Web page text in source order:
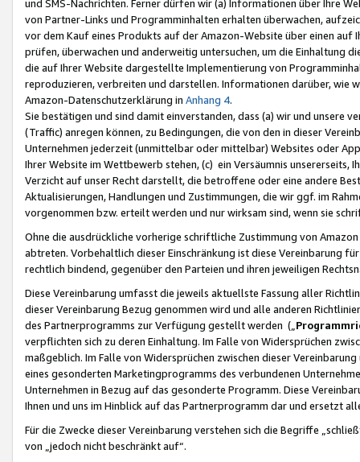
und SMS-Nachrichten. Ferner dürfen wir (a) Informationen über Ihre
von Partner-Links und Programminhalten erhalten überwachen,
vor dem Kauf eines Produkts auf der Amazon-Website über einen
prüfen, überwachen und anderweitig untersuchen, um die Einhaltung
die auf Ihrer Website dargestellte Implementierung von
reproduzieren, verbreiten und darstellen. Informationen darüber, wie
Amazon-Datenschutzerklärung in Anhang 4.
Sie bestätigen und sind damit einverstanden, dass (a) wir und
(Traffic) anregen können, zu Bedingungen, die von den in dieser
Unternehmen jederzeit (unmittelbar oder mittelbar) Websites oder
Ihrer Website im Wettbewerb stehen, (c) ein Versäumnis unsererseits,
Verzicht auf unser Recht darstellt, die betroffene oder eine andere
Aktualisierungen, Handlungen und Zustimmungen, die wir ggf. im
vorgenommen bzw. erteilt werden und nur wirksam sind, wenn sie
Ohne die ausdrückliche vorherige schriftliche Zustimmung von
abtreten. Vorbehaltlich dieser Einschränkung ist diese Vereinbarung
rechtlich bindend, gegenüber den Parteien und ihren jeweiligen
Diese Vereinbarung umfasst die jeweils aktuellste Fassung aller
dieser Vereinbarung Bezug genommen wird und alle anderen
des Partnerprogramms zur Verfügung gestellt werden („
verpflichten sich zu deren Einhaltung. Im Falle von Widersprüchen
maßgeblich. Im Falle von Widersprüchen zwischen dieser
eines gesonderten Marketingprogramms des verbundenen
Unternehmen in Bezug auf das gesonderte Programm. Diese
Ihnen und uns im Hinblick auf das Partnerprogramm dar und ersetzt
Für die Zwecke dieser Vereinbarung verstehen sich die Begriffe
von „jedoch nicht beschränkt auf“.